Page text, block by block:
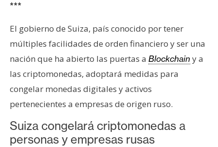
u
m
A
n
á
***
El gobierno de Suiza, país conocido por tener
múltiples facilidades de orden financiero y ser una
nación que ha abierto las puertas a Blockchain y a
las criptomonedas, adoptará medidas para
congelar monedas digitales y activos
pertenecientes a empresas de origen ruso.
Suiza congelará criptomonedas a
personas y empresas rusas